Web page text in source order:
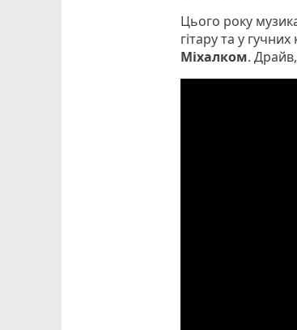
Цього року
гітару та у
Міхалком. Драйв,